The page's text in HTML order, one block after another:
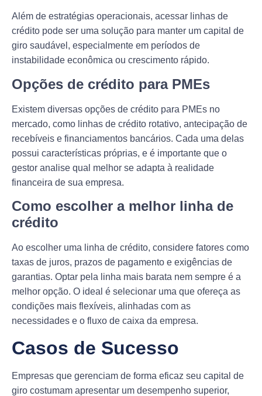
Além de estratégias operacionais, acessar linhas de
crédito pode ser uma solução para manter um capital de
giro saudável, especialmente em períodos de
instabilidade econômica ou crescimento rápido.
Opções de crédito para PMEs
Existem diversas opções de crédito para PMEs no
mercado, como linhas de crédito rotativo, antecipação de
recebíveis e financiamentos bancários. Cada uma delas
possui características próprias, e é importante que o
gestor analise qual melhor se adapta à realidade
financeira de sua empresa.
Como escolher a melhor linha de
crédito
Ao escolher uma linha de crédito, considere fatores como
taxas de juros, prazos de pagamento e exigências de
garantias. Optar pela linha mais barata nem sempre é a
melhor opção. O ideal é selecionar uma que ofereça as
condições mais flexíveis, alinhadas com as
necessidades e o fluxo de caixa da empresa.
Casos de Sucesso
Empresas que gerenciam de forma eficaz seu capital de
giro costumam apresentar um desempenho superior,